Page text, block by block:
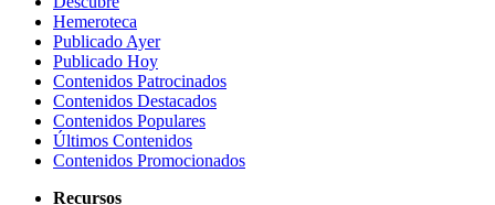
Hemeroteca
Publicado Ayer
Publicado Hoy
Contenidos Patrocinados
Contenidos Destacados
Contenidos Populares
Últimos Contenidos
Contenidos Promocionados
Recursos